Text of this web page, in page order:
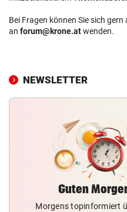
Bei Fragen können Sie sich
an forum@krone.atwenden.
NEWSLETTER
Guten
Morgens topinformiert